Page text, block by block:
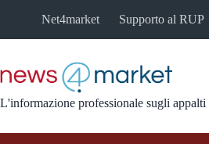
Net4market Supporto al RUP
L'informazione professionale sugli appalti